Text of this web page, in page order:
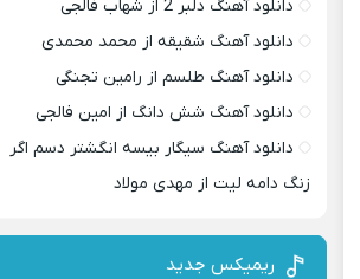
دانلود آهنگ دلبر 2 از شهاب فالجی
دانلود آهنگ شقیقه از محمد محمدی
دانلود آهنگ طلسم از رامین تجنگی
دانلود آهنگ شش دانگ از امین فالجی
دانلود آهنگ سیگار بیسه انگشتر دسم اگر
زنگ دامه لیت از مهدی مولاد
ریمیکس جدید